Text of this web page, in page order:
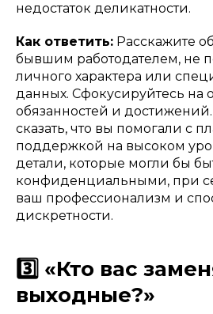
недостаток деликатности.
Как ответить: Расскажите
бывшим работодателем, не
личного характера или
данных. Сфокусируйтесь на
обязанностей и
сказать, что вы помогали с
поддержкой на высоком
детали, которые могли бы
конфиденциальными, при
ваш профессионализм и
дискретности.
3️⃣ «Кто вас
выходные?»